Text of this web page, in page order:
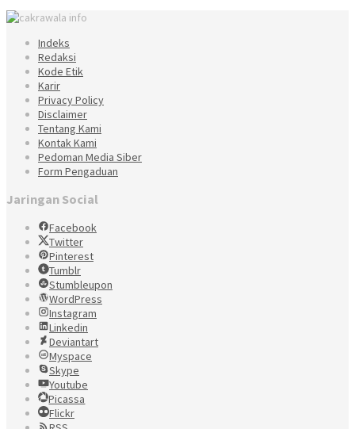
Indeks
Redaksi
Kode Etik
Karir
Privacy Policy
Disclaimer
Tentang Kami
Kontak Kami
Pedoman Media Siber
Form Pengaduan
Jaringan Social
Facebook
Twitter
Pinterest
Tumblr
Stumbleupon
WordPress
Instagram
Linkedin
Deviantart
Myspace
Skype
Youtube
Picassa
Flickr